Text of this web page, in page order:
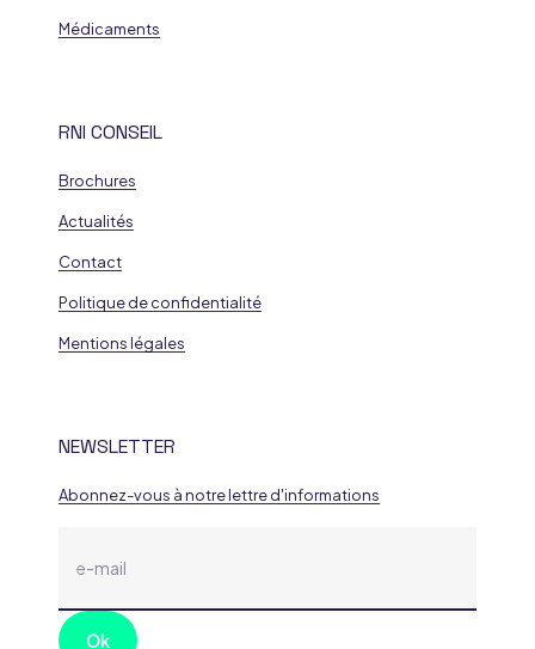
Médicaments
RNI CONSEIL
Brochures
Actualités
Contact
Politique de confidentialité
Mentions légales
NEWSLETTER
Abonnez-vous à notre lettre d'informations